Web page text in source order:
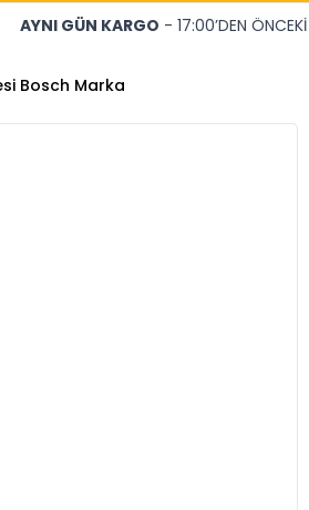
AYNI GÜN KARGO - 17:00’DEN ÖNCEKİ
Bosch Marka